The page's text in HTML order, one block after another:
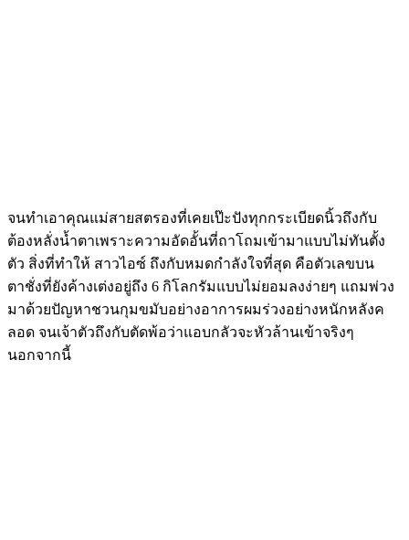
จนทำเอาคุณแม่สายสตรองที่เคยเป๊ะปังทุกกระเบียดนิ้วถึงกับ
ต้องหลั่งน้ำตาเพราะความอัดอั้นที่ถาโถมเข้ามาแบบไม่ทันตั้ง
ตัว สิ่งที่ทำให้ สาวไอซ์ ถึงกับหมดกำลังใจที่สุด คือตัวเลขบน
ตาชั่งที่ยังค้างเต่งอยู่ถึง 6 กิโลกรัมแบบไม่ยอมลงง่ายๆ แถมพ่วง
มาด้วยปัญหาชวนกุมขมับอย่างอาการผมร่วงอย่างหนักหลังค
ลอด จนเจ้าตัวถึงกับตัดพ้อว่าแอบกลัวจะหัวล้านเข้าจริงๆ
นอกจากนี้